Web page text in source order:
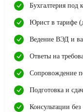
Бухгалтерия под
Юрист в тарифе
Ведение ВЭД и
Ответы на
Сопровождение
Подготовка и
Консультации